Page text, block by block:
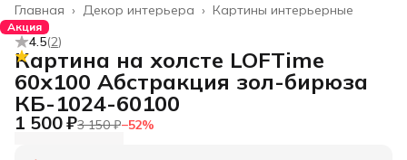
Картины интерьерные
Декор интерьера ›
Главная ›
Акция
4.5(2)
Картина на холсте LOFTime
60х100 Абстракция зол-бирюза
КБ-1024-60100
1 500 ₽3 150 ₽−52%